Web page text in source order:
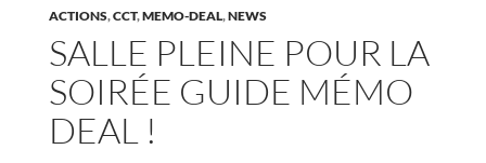
ACTIONS,CCT,MEMO-DEAL,NEWS
SALLE PLEINE POUR LA
SOIRÉE GUIDE MÉMO
DEAL !